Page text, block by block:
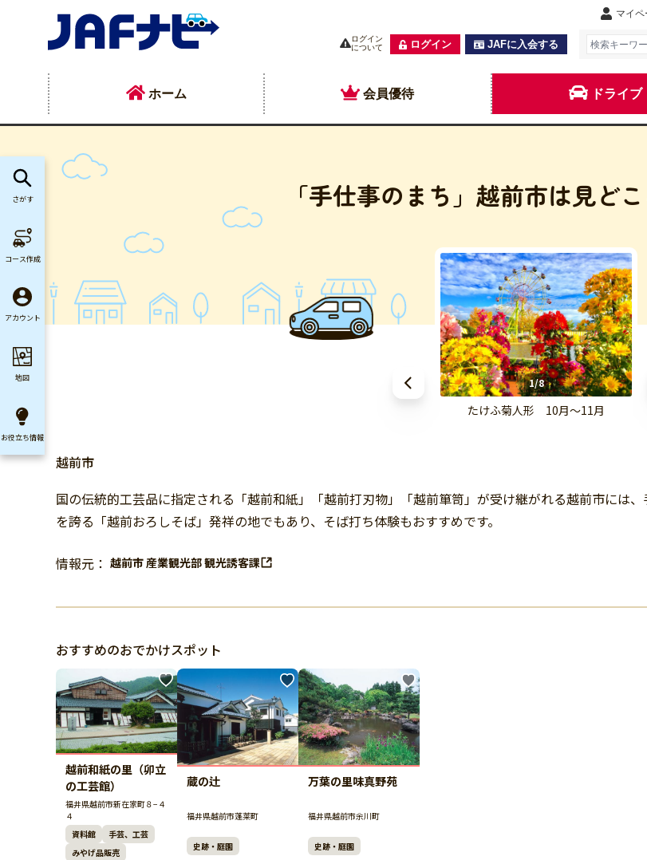
マイペ
ログイン
について
ログイン JAFに入会する
ホーム 会員優待 ドライ
「手仕事のまち」越前市は見ど
1/8
たけふ菊人形 10月〜11月
越前市
国の伝統的工芸品に指定される「越前和紙」「越前打刃物」「越前箪笥」が受け継がれる越前市には
を誇る「越前おろしそば」発祥の地でもあり、そば打ち体験もおすすめです。
情報元： 越前市 産業観光部 観光誘客課
おすすめのおでかけスポット
越前和紙の里（卯立
の工芸館）
福井県越前市新在家町８−４
４
資料館
手芸、工芸
みやげ品販売
蔵の辻
福井県越前市蓬莱町
史跡・庭園
万葉の里味真野苑
福井県越前市余川町
史跡・庭園
さがす
コース作成
アカウント
地図
お役立ち情報